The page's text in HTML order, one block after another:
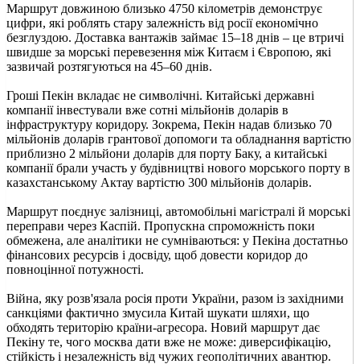
Маршрут довжиною близько 4750 кілометрів демонструє
цифри, які роблять стару залежність від росії економічно
безглуздою. Доставка вантажів займає 15–18 днів – це втричі
швидше за морські перевезення між Китаєм і Європою, які
зазвичай розтягуються на 45–60 днів.
Гроші Пекін вкладає не символічні. Китайські державні
компанії інвестували вже сотні мільйонів доларів в
інфраструктуру коридору. Зокрема, Пекін надав близько 70
мільйонів доларів грантової допомоги та обладнання вартістю
приблизно 2 мільйони доларів для порту Баку, а китайські
компанії брали участь у будівництві нового морського порту в
казахстанському Актау вартістю 300 мільйонів доларів.
Маршрут поєднує залізниці, автомобільні магістралі й морські
переправи через Каспій. Пропускна спроможність поки
обмежена, але аналітики не сумніваються: у Пекіна достатньо
фінансових ресурсів і досвіду, щоб довести коридор до
повноцінної потужності.
Війна, яку розв'язала росія проти України, разом із західними
санкціями фактично змусила Китай шукати шляхи, що
обходять територію країни-агресора. Новий маршрут дає
Пекіну те, чого москва дати вже не може: диверсифікацію,
стійкість і незалежність від чужих геополітичних авантюр.